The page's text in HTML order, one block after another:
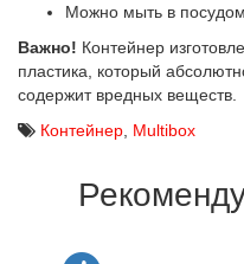
Можно мыть в
Важно! Контейнер
пластика, который
содержит вредных веществ.
Контейнер Multibox